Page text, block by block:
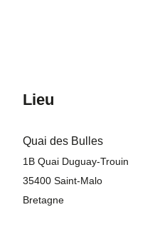
Lieu
Quai des Bulles
1B Quai Duguay-Trouin
35400 Saint-Malo
Bretagne